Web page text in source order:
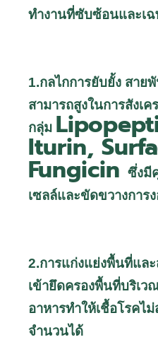
ทำงานที่ซับซ้อนและเฉ
1.กลไกการยับยั้ง สาย
สามารถสูงในการสังเ
กลุ่ม
Iturin,
Fungicin ซึ่งมี
เซลล์และขัดขวางการ
2.การแก่งแย่งพื้นที่แล
เข้ายึดครองพื้นที่บริเว
อาหารทำให้เชื้อโรคไ
จำนวนได้